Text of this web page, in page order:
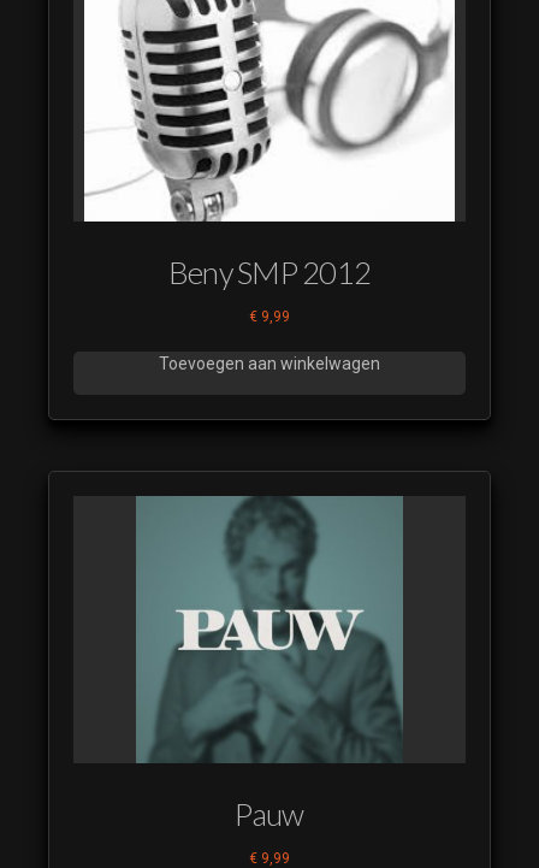
Beny SMP 2012
€ 9,99
Toevoegen aan winkelwagen
Pauw
€ 9,99